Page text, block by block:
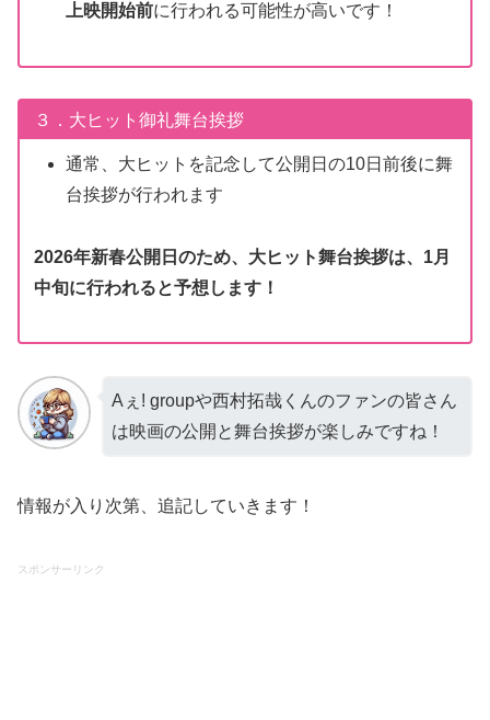
上映開始前に行われる可能性が高いです！
３．大ヒット御礼舞台挨拶
通常、大ヒットを記念して公開日の10日前後に舞
台挨拶が行われます
2026年新春公開日のため、大ヒット舞台挨拶は、1月
中旬に行われると予想します！
Aぇ! groupや西村拓哉くんのファンの皆さん
は映画の公開と舞台挨拶が楽しみですね！
情報が入り次第、追記していきます！
スポンサーリンク